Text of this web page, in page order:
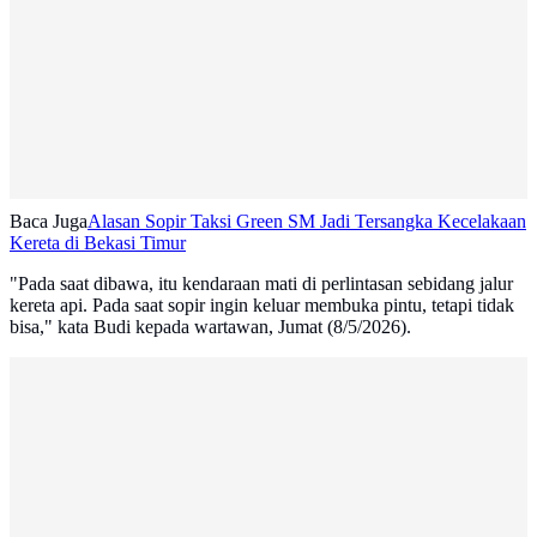
Baca JugaAlasan Sopir Taksi Green SM Jadi Tersangka Kecelakaan
Kereta di Bekasi Timur
"Pada saat dibawa, itu kendaraan mati di perlintasan sebidang jalur
kereta api. Pada saat sopir ingin keluar membuka pintu, tetapi tidak
bisa," kata Budi kepada wartawan, Jumat (8/5/2026).